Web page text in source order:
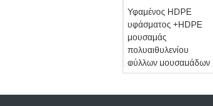
Υφαμένος HDPE
υφάσματος +HDPE
μουσαμάς
πολυαιθυλενίου
φύλλων μουσαμάδων
PE ελασματοποίησης